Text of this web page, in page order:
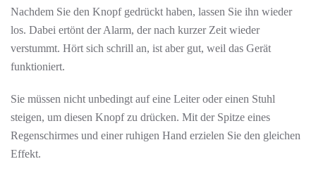
Nachdem Sie den Knopf gedrückt haben, lassen Sie ihn wieder
los. Dabei ertönt der Alarm, der nach kurzer Zeit wieder
verstummt. Hört sich schrill an, ist aber gut, weil das Gerät
funktioniert.
Sie müssen nicht unbedingt auf eine Leiter oder einen Stuhl
steigen, um diesen Knopf zu drücken. Mit der Spitze eines
Regenschirmes und einer ruhigen Hand erzielen Sie den gleichen
Effekt.